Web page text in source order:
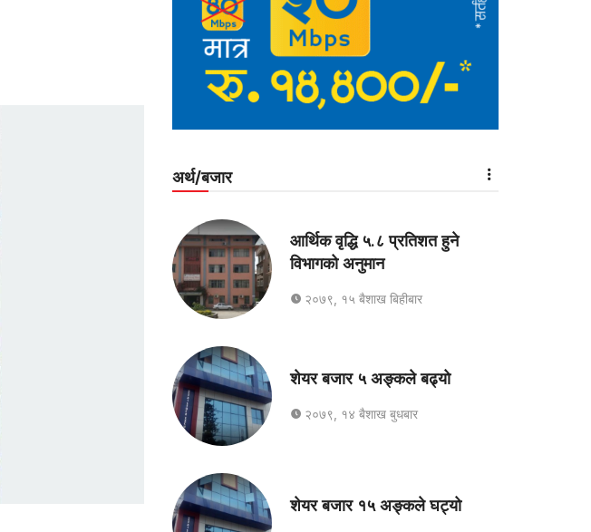
अर्थ/बजार
आर्थिक वृद्धि ५.८ प्रतिशत हुने
विभागको अनुमान
२०७९, १५ बैशाख बिहीबार
शेयर बजार ५ अङ्कले बढ्यो
२०७९, १४ बैशाख बुधबार
शेयर बजार १५ अङ्कले घट्यो